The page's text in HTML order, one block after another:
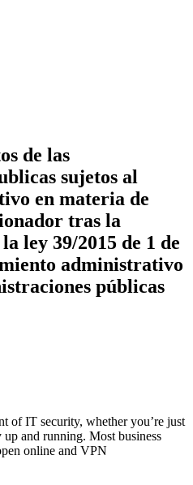
de las
sujetos al
en materia de
tras la
ley 39/2015 de 1 de
administrativo
públicas
of IT security, whether you’re just
up and running. Most business
online and VPN